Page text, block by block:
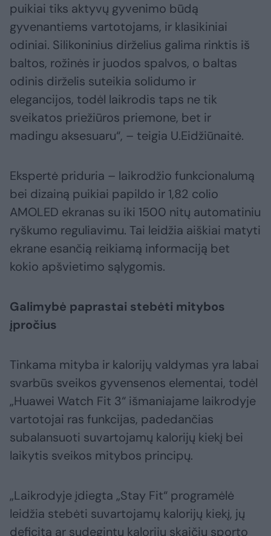
puikiai tiks aktyvų gyvenimo būdą
gyvenantiems vartotojams, ir klasikiniai
odiniai. Silikoninius dirželius galima rinktis iš
baltos, rožinės ir juodos spalvos, o baltas
odinis dirželis suteikia solidumo ir
elegancijos, todėl laikrodis taps ne tik
sveikatos priežiūros priemone, bet ir
madingu aksesuaru“, – teigia U.Eidžiūnaitė.
Ekspertė priduria – laikrodžio funkcionalumą
bei dizainą puikiai papildo ir 1,82 colio
AMOLED ekranas su iki 1500 nitų automatiniu
ryškumo reguliavimu. Tai leidžia aiškiai matyti
ekrane esančią reikiamą informaciją bet
kokio apšvietimo sąlygomis.
Galimybė paprastai stebėti mitybos
įpročius
Tinkama mityba ir kalorijų valdymas yra labai
svarbūs sveikos gyvensenos elementai, todėl
„Huawei Watch Fit 3“ išmaniajame laikrodyje
vartotojai ras funkcijas, padedančias
subalansuoti suvartojamų kalorijų kiekį bei
laikytis sveikos mitybos principų.
„Laikrodyje įdiegta „Stay Fit“ programėlė
leidžia stebėti suvartojamų kalorijų kiekį, jų
deficitą ar sudegintų kalorijų skaičių sporto